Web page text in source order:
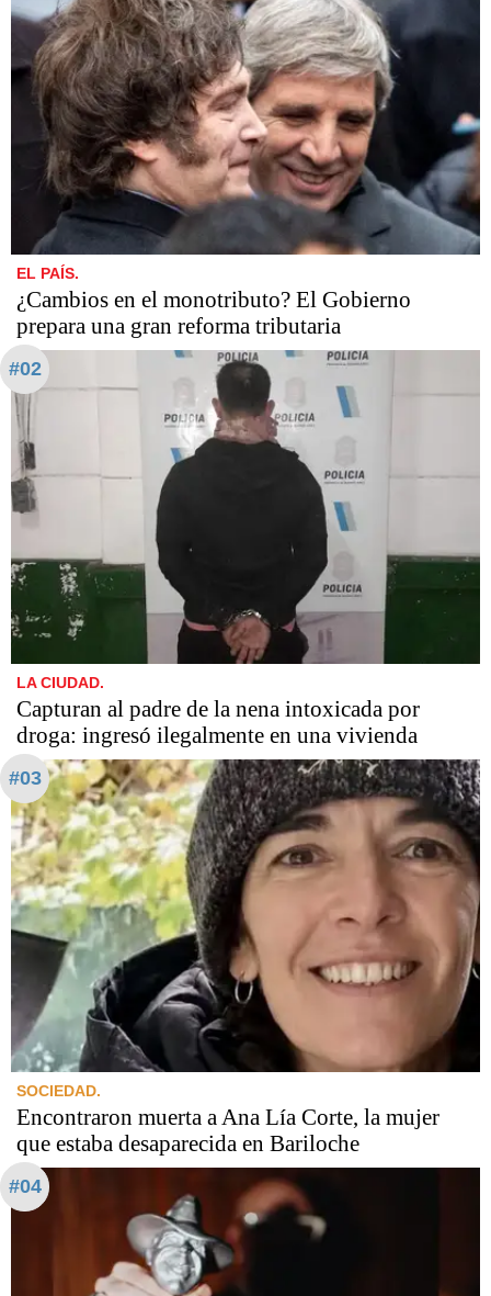
EL PAÍS.
¿Cambios en el monotributo? El Gobierno
prepara una gran reforma tributaria
#02
LA CIUDAD.
Capturan al padre de la nena intoxicada por
droga: ingresó ilegalmente en una vivienda
#03
SOCIEDAD.
Encontraron muerta a Ana Lía Corte, la mujer
que estaba desaparecida en Bariloche
#04